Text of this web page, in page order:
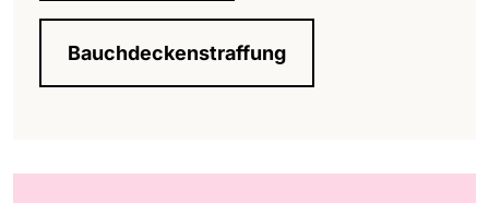
Bauchdeckenstraffung